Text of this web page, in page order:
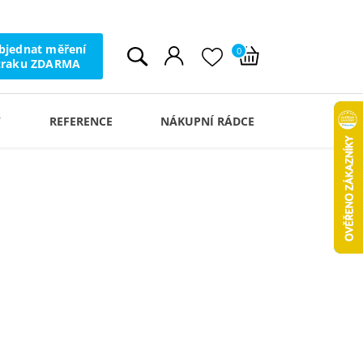
0
měření
ZDARMA
REFERENCE NÁKUPNÍ RÁDCE